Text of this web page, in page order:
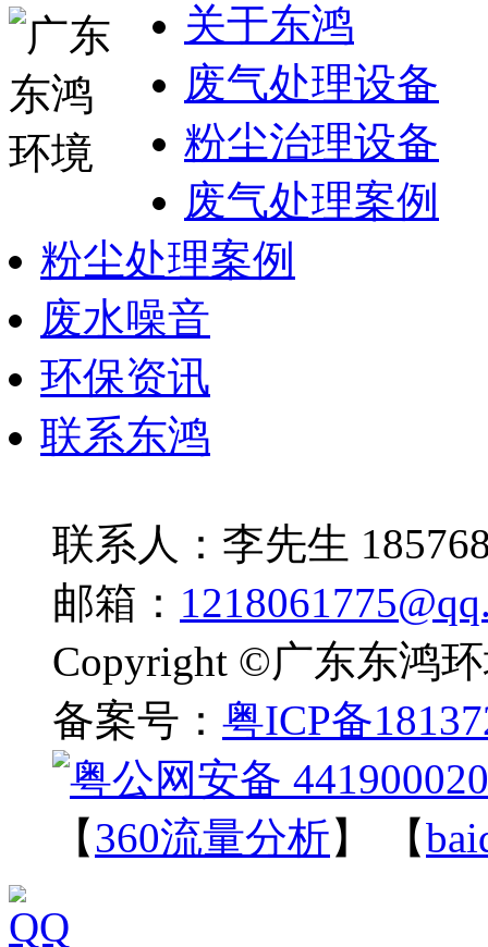
关于东鸿
废气处理设备
粉尘治理设备
废气处理案例
粉尘处理案例
废水噪音
环保资讯
联系东鸿
联系人：李先生
邮箱：
Copyright ©广东东鸿
备案号： 粤ICP备
粤公网安备
【360流量分析】 【